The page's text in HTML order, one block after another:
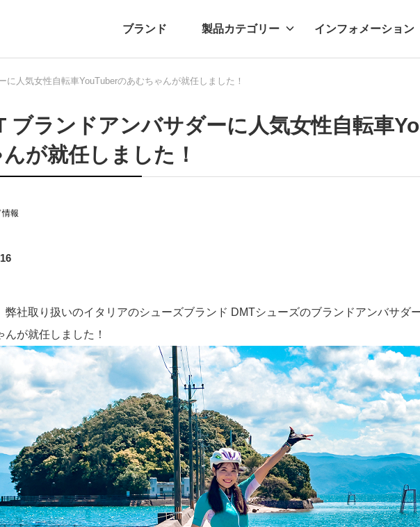
ブランド 製品カテゴリー
車 自転車パーツ アクセサリー
インフォメーション
ース プレスリリース ブログ
に人気女性自転車YouTuberのあむちゃんが就任しました！
ブランドアンバサダーに人気女性自転車
が就任しました！
報
弊社取り扱いのイタリアのシューズブランド DMTシューズのブランドアンバサダ
んが就任しました！